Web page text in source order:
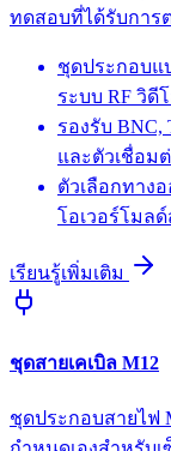
ทดสอบที่ได้รับการ
ชุดประกอบแ
ระบบ RF วิดี
รองรับ BNC,
และตัวเชื่อม
ตัวเลือกทาง
โอเวอร์โมล
เรียนรู้เพิ่มเติม
ชุดสายเคเบิล M12
ชุดประกอบสายไฟ